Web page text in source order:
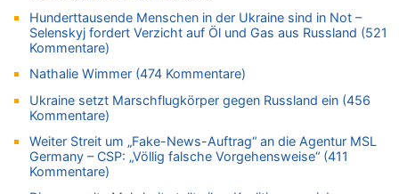
06.08.2026 - 13:53 von Frage an den Hondsjong zu
Zweite Hitzewelle in diesem Sommer ist jetzt amtlich
06.08.2026 - 13:34 von Zeitzeuge zu
Wasserstand des Rheins in NRW so niedrig wie noch nie
06.08.2026 - 13:27 von Hubert F. zu
Wasserstand des Rheins in NRW so niedrig wie noch nie
06.08.2026 - 13:20 von Speck für die Mâuse zu
FIFA-Spitze demonstriert Einigkeit trotz Kritik und neuer
Vorwürfe gegen Präsident Gianni Infantino
Hunderttausende Menschen in der Ukraine sind in Not –
Selenskyj fordert Verzicht auf Öl und Gas aus Russland (521
Kommentare)
Nathalie Wimmer (474 Kommentare)
Ukraine setzt Marschflugkörper gegen Russland ein (456
Kommentare)
Weiter Streit um „Fake-News-Auftrag“ an die Agentur MSL
Germany – CSP: „Völlig falsche Vorgehensweise“ (411
Kommentare)